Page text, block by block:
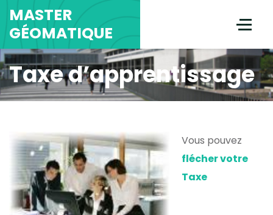
MASTER
GÉOMATIQUE
Taxe d’apprentissage
Vous pouvez
flécher votre
Taxe